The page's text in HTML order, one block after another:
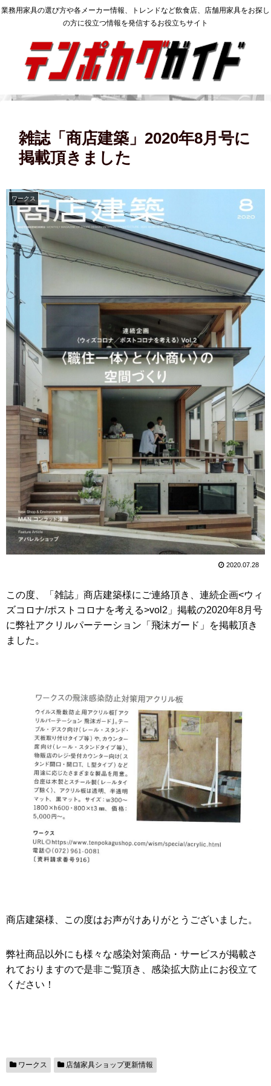
業務用家具の選び方や各メーカー情報、トレンドなど飲食店、店舗用家具をお探し
の方に役立つ情報を発信するお役立ちサイト
雑誌「商店建築」2020年8月号に
掲載頂きました
ワークス
2020.07.28
この度、「雑誌」商店建築様にご連絡頂き、連続企画<ウィ
ズコロナ/ポストコロナを考える>vol2」掲載の2020年8月号
に弊社アクリルパーテーション「飛沫ガード」を掲載頂き
ました。
商店建築様、この度はお声がけありがとうございました。
弊社商品以外にも様々な感染対策商品・サービスが掲載さ
れておりますので是非ご覧頂き、感染拡大防止にお役立て
ください！
ワークス 店舗家具ショップ更新情報